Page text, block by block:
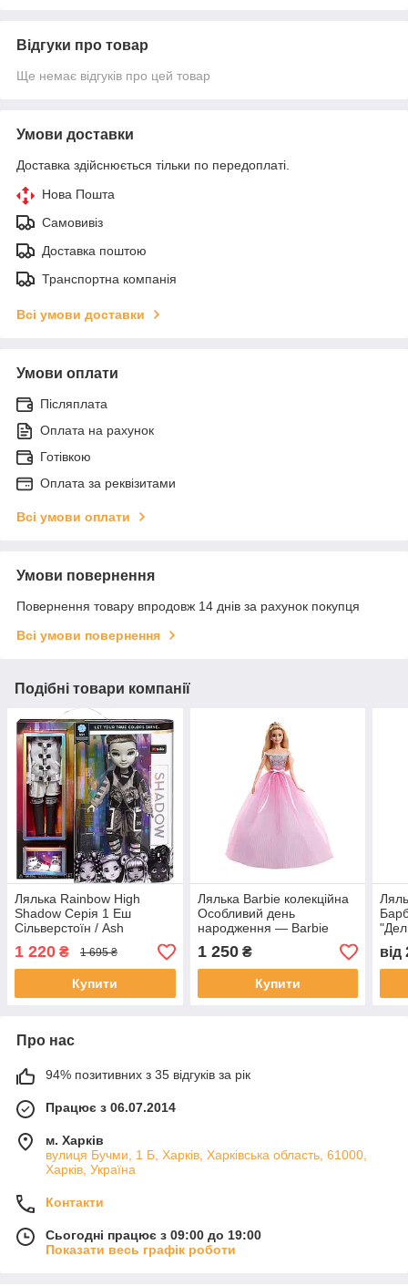
Відгуки про товар
Ще немає відгуків про цей товар
Умови доставки
Доставка здійснюється тільки по передоплаті.
Нова Пошта
Самовивіз
Доставка поштою
Транспортна компанія
Всі умови доставки
Умови оплати
Післяплата
Оплата на рахунок
Готівкою
Оплата за реквізитами
Всі умови оплати
Умови повернення
Повернення товару впродовж 14 днів за рахунок покупця
Всі умови повернення
Подібні товари компанії
Лялька Rainbow High
Shadow Серія 1 Еш
Сільверстоїн / Ash
Silverstone (580782)
1 220 ₴ 1 695 ₴
Купити
Лялька Barbie колекційна
Особливий день
народження — Barbie
Birthday Wishes
1 250₴
Купити
від
Про нас
94% позитивних з 35 відгуків за рік
Працює з 06.07.2014
м. Харків
вулиця Бучми, 1 Б, Харків, Харківська область, 61000,
Харків, Україна
Контакти
Сьогодні працює з 09:00 до 19:00
Показати весь графік роботи